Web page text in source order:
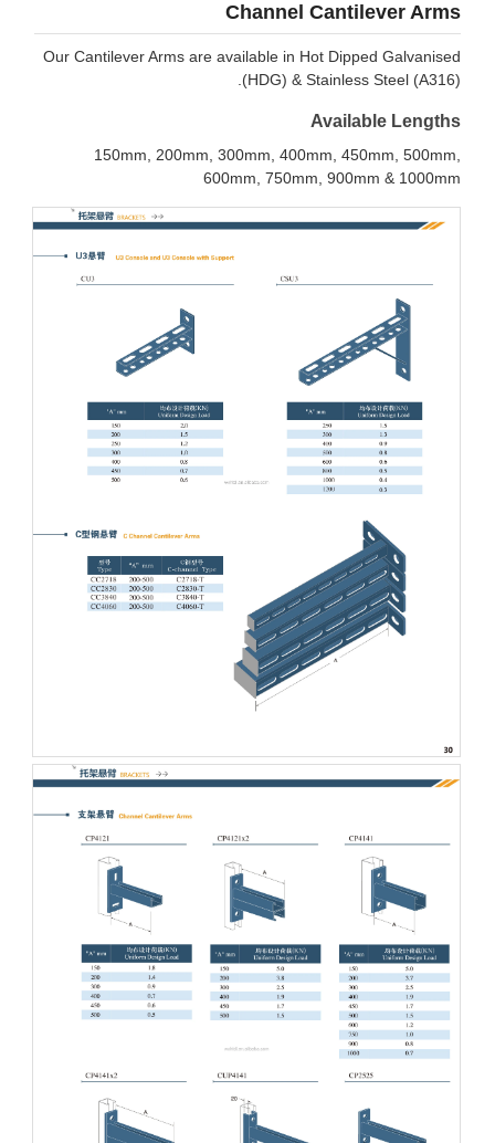
Channel Cantilever
Our Cantilever Arms are available in Hot Dipped
(HDG) & Stainless Steel
Available
150mm, 200mm, 300mm, 400mm, 450mm,
600mm, 750mm, 900mm &